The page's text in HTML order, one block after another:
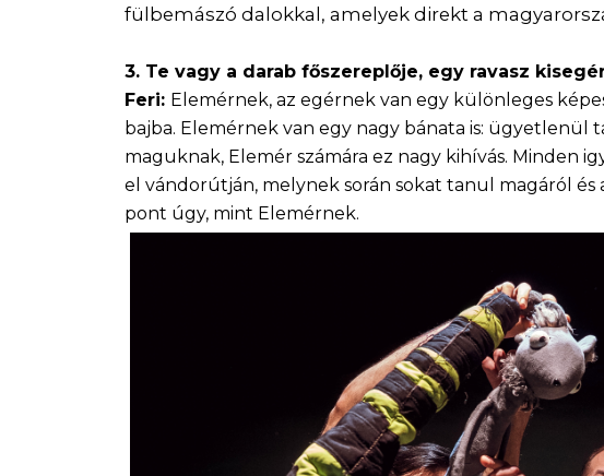
fülbemászó dalokkal, amelyek direkt a
3. Te vagy a darab főszereplője, egy ravasz
Feri: Elemérnek, az egérnek van egy különleges
bajba. Elemérnek van egy nagy bánata is:
maguknak, Elemér számára ez nagy kihívás. Minden
el vándorútján, melynek során sokat tanul magáról és
pont úgy, mint Elemérnek.